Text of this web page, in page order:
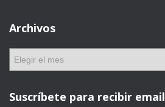
g
o
s
Archivos
h
Suscríbete para recibir email